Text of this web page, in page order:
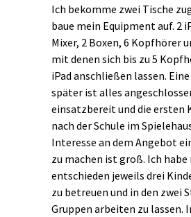
Ich bekomme zwei Tische
baue mein Equipment auf. 2
Mixer, 2 Boxen, 6 Kopfhörer
mit denen sich bis zu 5
iPad anschließen lassen.
später ist alles
einsatzbereit und die ersten
nach der Schule im
Interesse an dem Angebot
zu machen ist groß. Ich habe
entschieden jeweils drei
zu betreuen und in den zwei
Gruppen arbeiten zu lassen.